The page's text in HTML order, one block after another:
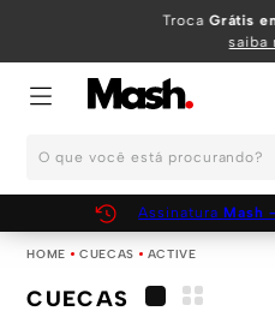
Troca Grátis
saiba
Assinatura Mash
CUECAS ACTIVE
CUECAS
TERMOS MAIS BUSCADOS
BOXER
5º SUNGA
6º CUECA